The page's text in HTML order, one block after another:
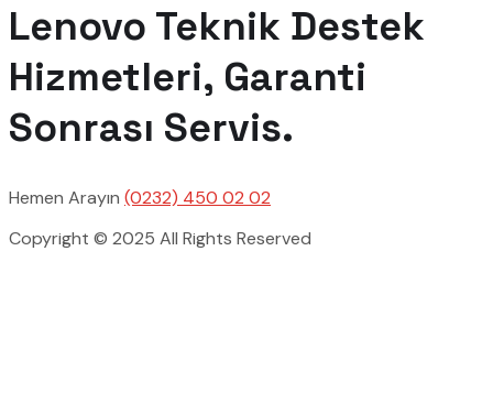
Lenovo Teknik Destek
Hizmetleri, Garanti
Sonrası Servis.
Hemen Arayın (0232) 450 02 02
Copyright © 2025 All Rights Reserved